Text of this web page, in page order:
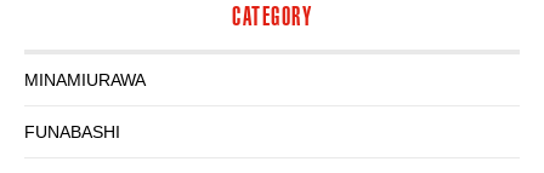
CATEGORY
MINAMIURAWA
FUNABASHI